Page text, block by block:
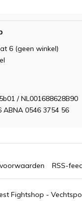
6 (geen winkel)
/ NL001688628B90
ABNA 0546 3754 56
Fightshop -
RSS-